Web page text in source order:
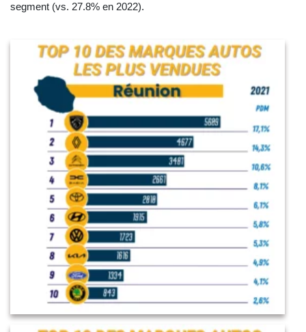
segment (vs. 27.8% en 2022).